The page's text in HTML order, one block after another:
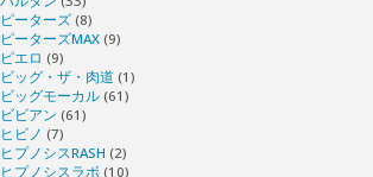
ピーターズ (8)
ピーターズMAX (9)
ピエロ (9)
ビッグ・ザ・肉道 (1)
ビッグモーカル (61)
ビビアン (61)
ヒビノ (7)
ヒプノシスRASH (2)
ヒプノシスラボ (10)